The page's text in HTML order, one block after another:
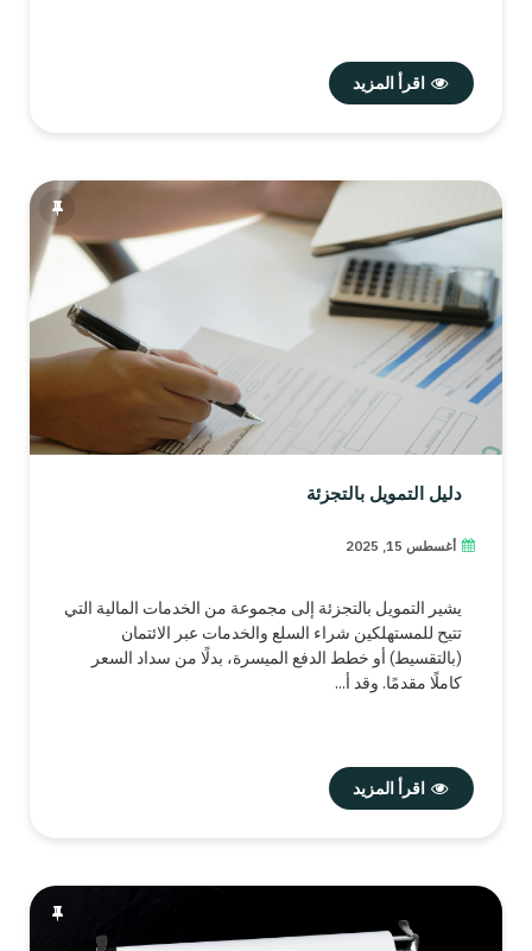
اقرأ المزيد
دليل التمويل بالتجزئة
أغسطس 15, 2025
يشير التمويل بالتجزئة إلى مجموعة من الخدمات المالية التي
تتيح للمستهلكين شراء السلع والخدمات عبر الائتمان
(بالتقسيط) أو خطط الدفع الميسرة، بدلًا من سداد السعر
كاملًا مقدمًا. وقد أ...
اقرأ المزيد